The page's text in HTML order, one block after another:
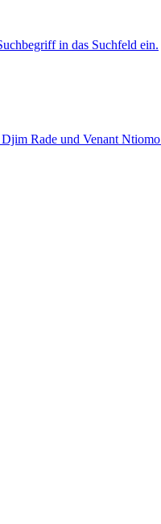
in das Suchfeld ein.
Rade und Venant Ntiomo